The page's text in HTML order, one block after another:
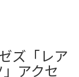
ズ「レア
アクセ